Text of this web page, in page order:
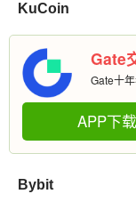
KuCoin
Gate
Gate十
APP下载
Bybit